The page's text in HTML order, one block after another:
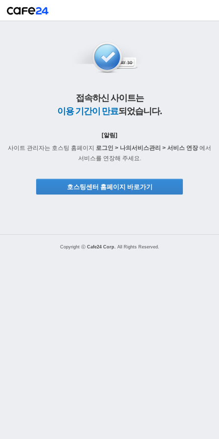
접속하신 사이트는
이용 기간이 만료되었습니다.
[알림]
사이트 관리자는 호스팅 홈페이지 로그인 > 나의서비스관리 > 서비스 연장에서
서비스를 연장해 주세요.
호스팅센터 홈페이지 바로가기
Copyright ⓒ Cafe24 Corp. All Rights Reserved.